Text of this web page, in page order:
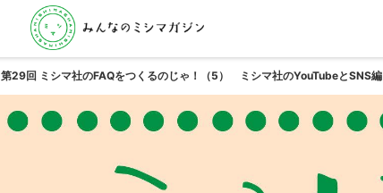
第29回 ミシマ社のFAQをつくるのじゃ！（5） ミシマ社のYouTubeとSNS編